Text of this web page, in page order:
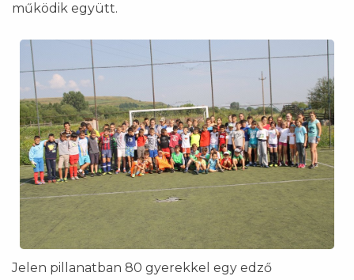
működik együtt.
Jelen pillanatban 80 gyerekkel egy edző